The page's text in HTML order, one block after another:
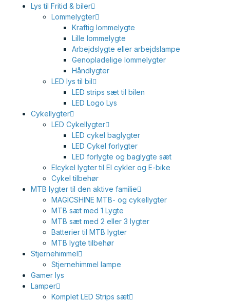
Lys til Fritid & biler
Lommelygter
Kraftig lommelygte
Lille lommelygte
Arbejdslygte eller arbejdslampe
Genopladelige lommelygter
Håndlygter
LED lys til bil
LED strips sæt til bilen
LED Logo Lys
Cykellygter
LED Cykellygter
LED cykel baglygter
LED Cykel forlygter
LED forlygte og baglygte sæt
Elcykel lygter til El cykler og E-bike
Cykel tilbehør
MTB lygter til den aktive familie
MAGICSHINE MTB- og cykellygter
MTB sæt med 1 Lygte
MTB sæt med 2 eller 3 lygter
Batterier til MTB lygter
MTB lygte tilbehør
Stjernehimmel
Stjernehimmel lampe
Gamer lys
Lamper
Komplet LED Strips sæt